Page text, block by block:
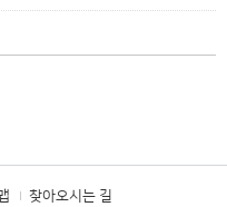
찾아오시는 길